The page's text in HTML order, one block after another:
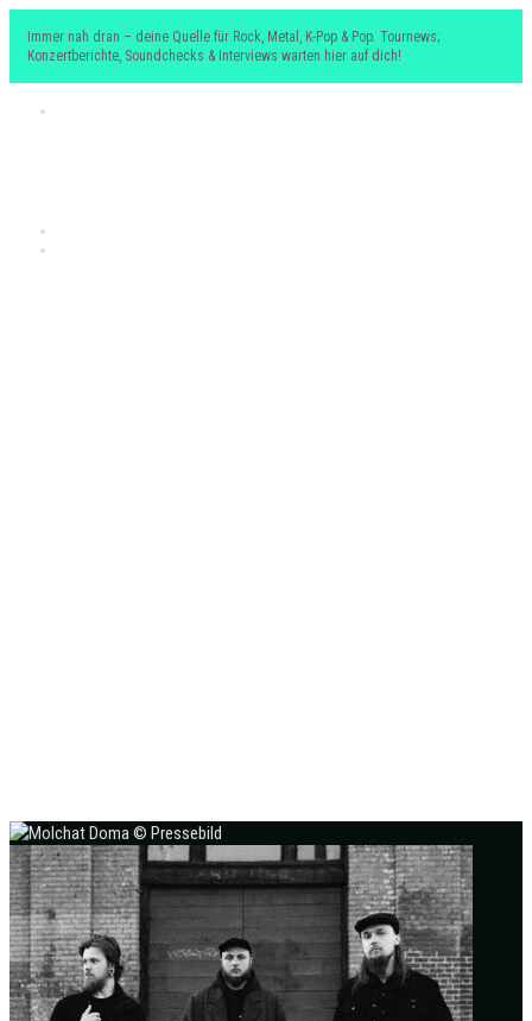
Immer nah dran – deine Quelle für Rock, Metal, K-Pop & Pop. Tournews;
Konzertberichte, Soundchecks & Interviews warten hier auf dich!